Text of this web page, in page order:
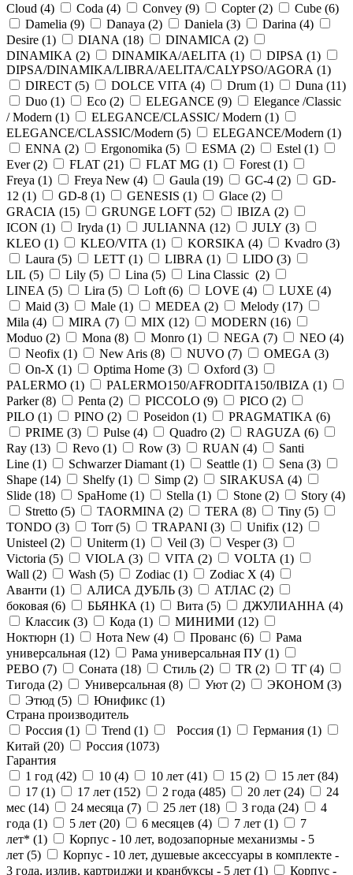
Cloud (4) Coda (4) Convey (9) Copter (2) Cube (6)
Damelia (9) Danaya (2) Daniela (3) Darina (4)
Desire (1) DIANA (18) DINAMICA (2)
DINAMIKA (2) DINAMIKA/AELITA (1) DIPSA (1)
DIPSA/DINAMIKA/LIBRA/AELITA/CALYPSO/AGORA (1)
DIRECT (5) DOLCE VITA (4) Drum (1) Duna (11)
Duo (1) Eco (2) ELEGANCE (9)
Elegance /Classic
/ Modern (1) ELEGANCE/CLASSIC/ Modern (1)
ELEGANCE/CLASSIC/Modern (5) ELEGANCE/Modern (1)
ENNA (2) Ergonomika (5) ESMA (2) Estel (1)
Ever (2) FLAT (21) FLAT MG (1) Forest (1)
Freya (1) Freya New (4) Gaula (19) GC-4 (2)
GD-
12 (1) GD-8 (1) GENESIS (1) Glace (2)
GRACIA (15) GRUNGE LOFT (52) IBIZA (2)
ICON (1) Iryda (1) JULIANNA (12) JULY (3)
KLEO (1) KLEO/VITA (1) KORSIKA (4) Kvadro (3)
Laura (5) LETT (1) LIBRA (1) LIDO (3)
LIL (5) Lily (5) Lina (5) Lina Classic (2)
LINEA (5) Lira (5) Loft (6) LOVE (4) LUXE (4)
Maid (3) Male (1) MEDEA (2) Melody (17)
Mila (4) MIRA (7) MIX (12) MODERN (16)
Moduo (2) Mona (8) Monro (1) NEGA (7) NEO (4)
Neofix (1) New Aris (8) NUVO (7) OMEGA (3)
On-X (1) Optima Home (3) Oxford (3)
PALERMO (1) PALERMO150/AFRODITA150/IBIZA (1)
Parker (8) Penta (2) PICCOLO (9) PICO (2)
PILO (1) PINO (2) Poseidon (1) PRAGMATIKA (6)
PRIME (3) Pulse (4) Quadro (2) RAGUZA (6)
Ray (13) Revo (1) Row (3) RUAN (4)
Santi
Line (1) Schwarzer Diamant (1) Seattle (1) Sena (3)
Shape (14) Shelfy (1) Simp (2) SIRAKUSA (4)
Slide (18) SpaHome (1) Stella (1) Stone (2) Story (4)
Stretto (5) TAORMINA (2) TERA (8) Tiny (5)
TONDO (3) Torr (5) TRAPANI (3) Unifix (12)
Unisteel (2) Uniterm (1) Veil (3) Vesper (3)
Victoria (5) VIOLA (3) VITA (2) VOLTA (1)
Wall (2) Wash (5) Zodiac (1) Zodiac X (4)
Аванти (1) АЛИСА ДУБЛЬ (3) АТЛАС (2)
боковая (6) БЬЯНКА (1) Вита (5) ДЖУЛИАННА (4)
Классик (3) Кода (1) МИНИМИ (12)
Ноктюрн (1) Нота New (4) Прованс (6)
Рама
универсальная (12) Рама универсальная ПУ (1)
РЕВО (7) Соната (18) Стиль (2) ТR (2) ТГ (4)
Тигода (2) Универсальная (8) Уют (2) ЭКОНОМ (3)
Этюд (5) Юнификс (1)
Страна производитель
Россия (1) Trend (1) Россия (1) Германия (1)
Китай (20) Россия (1073)
Гарантия
1 год (42) 10 (4) 10 лет (41) 15 (2) 15 лет (84)
17 (1) 17 лет (152) 2 года (485) 20 лет (24)
24
мес (14) 24 месяца (7) 25 лет (18) 3 года (24)
4
года (1) 5 лет (20) 6 месяцев (4) 7 лет (1)
7
лет* (1)
Корпус - 10 лет, водозапорные механизмы - 5
лет (5)
Корпус - 10 лет, душевые аксессуары в комплекте -
3 года, излив, картриджи и кранбуксы - 5 лет (1) Корпус -